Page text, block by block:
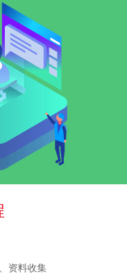
资料收集